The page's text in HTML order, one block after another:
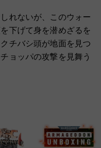
れないが、このウォー
下げて身を潜めざるを
チバシ頭が地面を見つ
ョッパの攻撃を見舞う